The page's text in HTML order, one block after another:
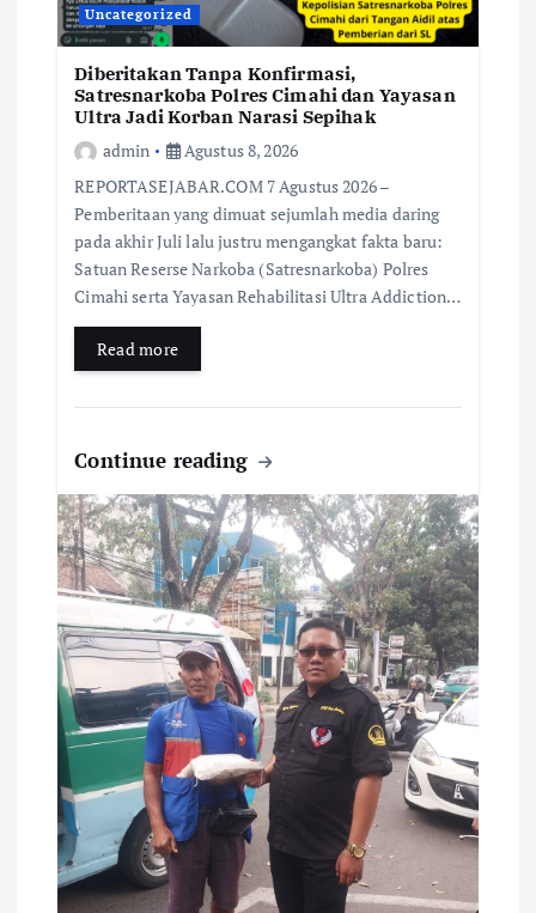
Uncategorized
Diberitakan Tanpa Konfirmasi,
Satresnarkoba Polres Cimahi dan Yayasan
Ultra Jadi Korban Narasi Sepihak
admin
Agustus 8, 2026
REPORTASEJABAR.COM 7 Agustus 2026 –
Pemberitaan yang dimuat sejumlah media daring
pada akhir Juli lalu justru mengangkat fakta baru:
Satuan Reserse Narkoba (Satresnarkoba) Polres
Cimahi serta Yayasan Rehabilitasi Ultra Addiction…
Read more
Continue reading